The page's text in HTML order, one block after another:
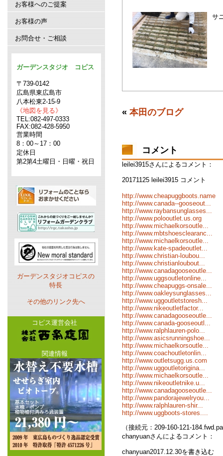
サ
« 本田のブログ
コメント
leilei3915さんによるコメント：
20171125 leilei3915 コメント
http://www.cheapuggboots.name
http://www.canada--gooseout...
http://www.raybansunglasses...
http://www.polooutlet.us.org
http://www.michaelkorsoutle...
http://www.mbtshoesclearanc...
http://www.michaelkorsoutle...
http://www.kate-spadeoutlet...
http://www.christian-loubou...
http://www.christianloubout...
http://www.canadagooseoutle...
http://www.uggsoutletonline...
http://www.cheapuggs-onsale...
http://www.oakleysunglasses...
http://www.uggoutletstoresh...
http://www.nikeoutletfactor...
http://www.canadagooseoutle...
http://www.canada-gooseoutl...
http://www.ralphlauren-polo...
http://www.asicsrunningshoe...
http://www.michaelkorsoutle...
http://www.coachoutletonlin...
http://www.outletsugg.us.com
http://www.uggoutletorigina...
http://www.michaelkorsoutle...
http://www.nikeoutletnike.u...
http://www.canadagooseoutle...
http://www.pandorajewelryou...
http://www.ralphlauren-shir...
http://www.uggboots-stores....
（接続元：209-160-121-
chanyuanさんによるコメント：
chanyuan2017.12.30を書き込む
お客様へのご提案
お客様の声
お問合せ・ご相談
ガーデンスタジオ コピス
〒739-0142
広島県東広島市
八本松東2-15-9
《地図を見る》
TEL:082-497-0333
FAX:082-428-5950
営業時間
8：00～17：00
定休日
第2第4土曜日・日曜・祝日
ガーデンスタジオコピスの
特長
その他のリンク先へ
コピス運営会社
関連情報